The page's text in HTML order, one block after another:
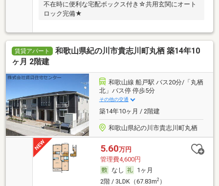
不在時に便利な宅配ボックス付き☆共用玄関にオート
ロック完備★
賃貸アパート
和歌山県紀の川市貴志川町丸栖 築14年10
ヶ月 2階建
和歌山線 船戸駅 バス20分/「丸栖
北」バス停 停歩5分
その他の交通
築14年10ヶ月 / 2階建
和歌山県紀の川市貴志川町丸栖
5.60万円
管理費4,600円
なし
1ヶ月
2階 / 3LDK（67.83m2）